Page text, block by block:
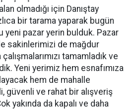
olmadığı için Danıştay
bir tarama yaparak bugün
bu yeni pazar yerin bulduk. Pazar
sakinlerimizi de mağdur
tamamladık ve
Yeni yerimiz hem esnafımıza
hem de mahalle
güvenli ve rahat bir alışveriş
yakında da kapalı ve daha